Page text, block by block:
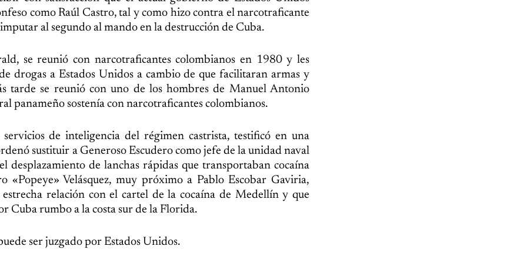
como Raúl Castro, tal y como hizo contra el narcotraficante
al segundo al mando en la destrucción de Cuba.
se reunió con narcotraficantes colombianos en 1980 y les
drogas a Estados Unidos a cambio de que facilitaran armas y
tarde se reunió con uno de los hombres de Manuel Antonio
panameño sostenía con narcotraficantes colombianos.
de inteligencia del régimen castrista, testificó en una
sustituir a Generoso Escudero como jefe de la unidad naval
desplazamiento de lanchas rápidas que transportaban cocaína
«Popeye» Velásquez, muy próximo a Pablo Escobar Gaviria,
relación con el cartel de la cocaína de Medellín y que
Cuba rumbo a la costa sur de la Florida.
ser juzgado por Estados Unidos.